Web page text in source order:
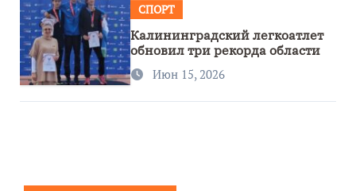
СПОРТ
Калининградский легкоатлет
обновил три рекорда области
Июн 15, 2026